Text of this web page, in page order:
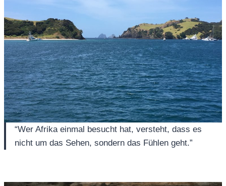
“Wer Afrika einmal besucht hat, versteht, dass es
nicht um das Sehen, sondern das Fühlen geht.”